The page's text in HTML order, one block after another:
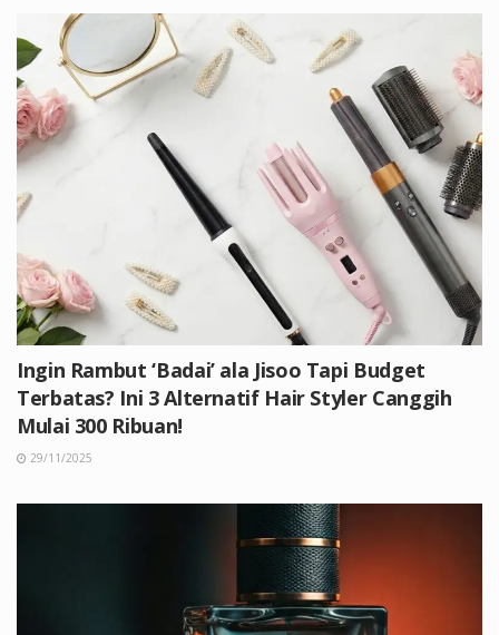
Ingin Rambut ‘Badai’ ala Jisoo Tapi Budget
Terbatas? Ini 3 Alternatif Hair Styler Canggih
Mulai 300 Ribuan!
29/11/2025